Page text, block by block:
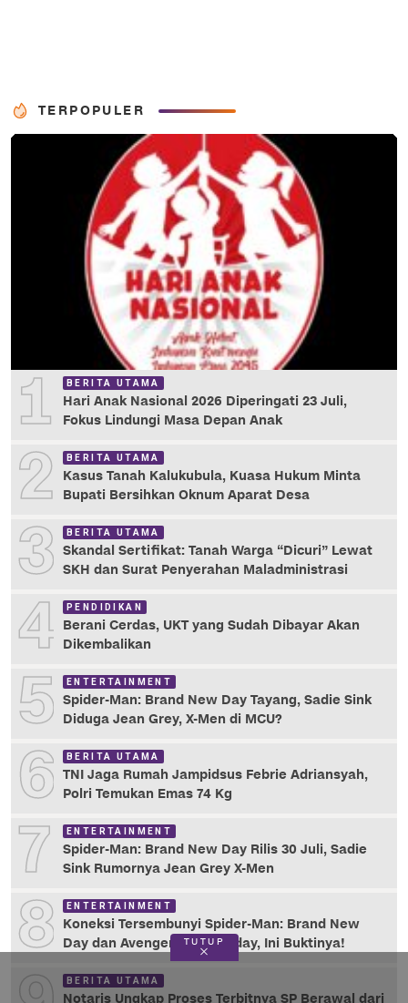
TERPOPULER
1 BERITA UTAMA
Hari Anak Nasional 2026 Diperingati 23 Juli,
Fokus Lindungi Masa Depan Anak
2 BERITA UTAMA
Kasus Tanah Kalukubula, Kuasa Hukum Minta
Bupati Bersihkan Oknum Aparat Desa
3 BERITA UTAMA
Skandal Sertifikat: Tanah Warga “Dicuri” Lewat
SKH dan Surat Penyerahan Maladministrasi
4 PENDIDIKAN
Berani Cerdas, UKT yang Sudah Dibayar Akan
Dikembalikan
5 ENTERTAINMENT
Spider-Man: Brand New Day Tayang, Sadie Sink
Diduga Jean Grey, X-Men di MCU?
6 BERITA UTAMA
TNI Jaga Rumah Jampidsus Febrie Adriansyah,
Polri Temukan Emas 74 Kg
7 ENTERTAINMENT
Spider-Man: Brand New Day Rilis 30 Juli, Sadie
Sink Rumornya Jean Grey X-Men
8 ENTERTAINMENT
Koneksi Tersembunyi Spider-Man: Brand New
Day dan Avengers: Doomsday, Ini Buktinya!
BERITA UTAMA
Notaris Ungkap Proses Terbitnya SP Berawal dari
TUTUP